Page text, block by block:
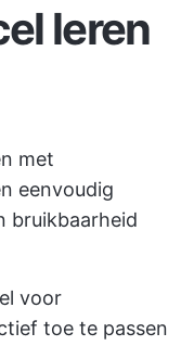
leren
met
eenvoudig
bruikbaarheid
voor
toe te passen